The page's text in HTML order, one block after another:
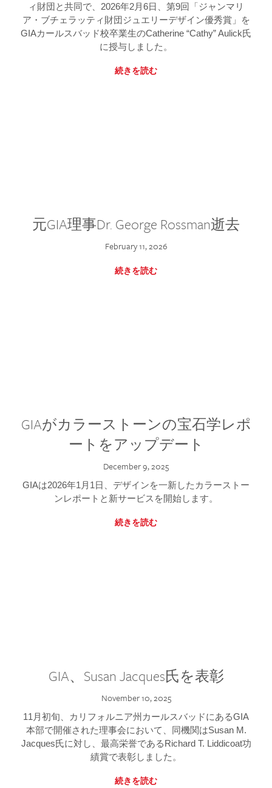
ィ財団と共同で、2026年2月6日、第9回「ジャンマリ
ア・ブチェラッティ財団ジュエリーデザイン優秀賞」を
GIAカールスバッド校卒業生のCatherine “Cathy” Aulick氏
に授与しました。
続きを読む
元GIA理事Dr. George Rossman逝去
February 11, 2026
続きを読む
GIAがカラーストーンの宝石学レポ
ートをアップデート
December 9, 2025
GIAは2026年1月1日、デザインを一新したカラーストー
ンレポートと新サービスを開始します。
続きを読む
GIA、Susan Jacques氏を表彰
November 10, 2025
11月初旬、カリフォルニア州カールスバッドにあるGIA
本部で開催された理事会において、同機関はSusan M.
Jacques氏に対し、最高栄誉であるRichard T. Liddicoat功
績賞で表彰しました。
続きを読む